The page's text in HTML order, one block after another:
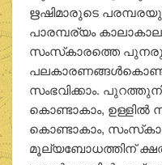
ഋഷിമാരുടെ
പാരമ്പര്യം
സംസ്‌കാരത്തെ
സംഭവിക്കാം.
കൊണ്ടാകാം, ഉള്ളില്‍
കൊണ്ടാകാം,
മൂല്യബോധത്തിന്